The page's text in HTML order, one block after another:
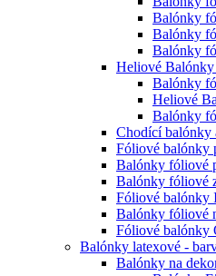
Balónky
Balónky
Balónky
Heliové
Balónky
Heliové
Balónky
Chodící balónky
Fóliové balónky
Balónky fóliové
Balónky fóliové
Fóliové balónky
Balónky fóliové
Fóliové balónky
Balónky latexové -
Balónky na